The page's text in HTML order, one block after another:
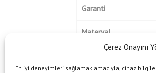
Çerez Onayını
En iyi deneyimleri sağlamak amacıyla, cihaz
Garanti
Materyal